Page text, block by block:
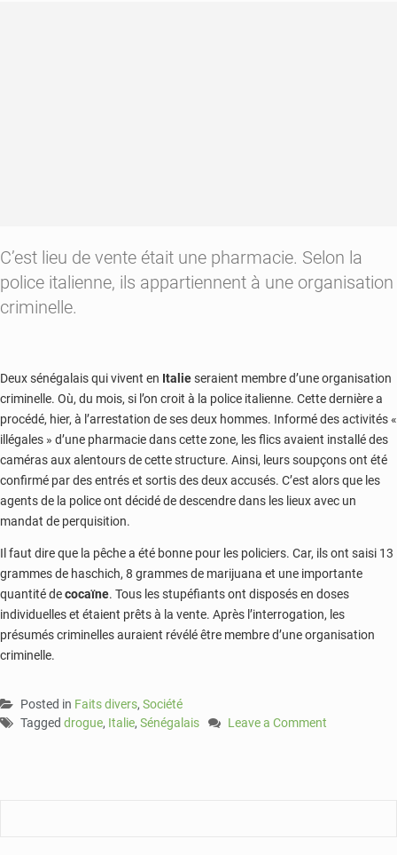
C’est lieu de vente était une pharmacie. Selon la
police italienne, ils appartiennent à une organisation
criminelle.
Deux sénégalais qui vivent en Italieseraient membre d’une organisation
criminelle. Où, du mois, si l’on croit à la police italienne. Cette dernière a
procédé, hier, à l’arrestation de ses deux hommes. Informé des activités «
illégales » d’une pharmacie dans cette zone, les flics avaient installé des
caméras aux alentours de cette structure. Ainsi, leurs soupçons ont été
confirmé par des entrés et sortis des deux accusés. C’est alors que les
agents de la police ont décidé de descendre dans les lieux avec un
mandat de perquisition.
Il faut dire que la pêche a été bonne pour les policiers. Car, ils ont saisi 13
grammes de haschich, 8 grammes de marijuana et une importante
quantité decocaïne. Tous les stupéfiants ont disposés en doses
individuelles et étaient prêts à la vente. Après l’interrogation, les
présumés criminelles auraient révélé être membre d’une organisation
criminelle.
Posted in Faits divers, Société
Tagged drogue, Italie, Sénégalais
Leave a Comment